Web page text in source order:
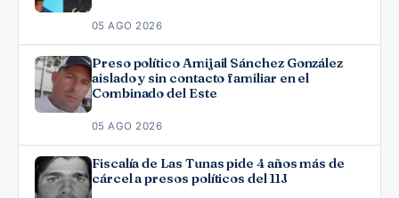
05 AGO 2026
Preso político Amijail Sánchez González
aislado y sin contacto familiar en el
Combinado del Este
05 AGO 2026
Fiscalía de Las Tunas pide 4 años más de
cárcel a presos políticos del 11J